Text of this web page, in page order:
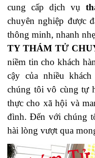
cung cấp dịch vụ
chuyên nghiệp được
thông minh, nhanh
TY THÁM TỬ
niềm tin cho khách
cậy của nhiều
chúng tôi vô cùng tự
thực cho xã hội và
đình. Đến với chúng
hài lòng vượt qua